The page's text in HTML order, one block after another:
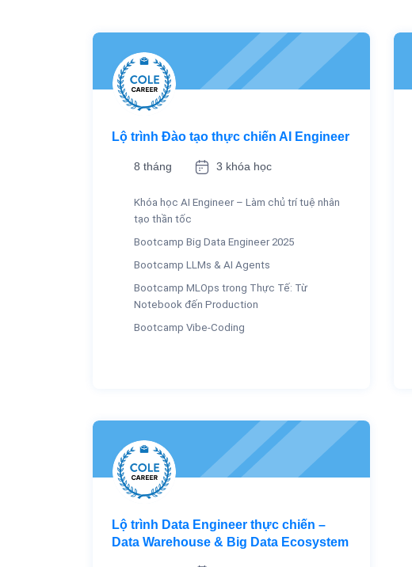
Lộ trình Đào tạo thực chiến AI Engineer
8 tháng 3 khóa học
Khóa học AI Engineer – Làm chủ trí tuệ nhân
tạo thần tốc
Bootcamp Big Data Engineer 2025
Bootcamp LLMs & AI Agents
Bootcamp MLOps trong Thực Tế: Từ
Notebook đến Production
Bootcamp Vibe-Coding
Lộ trình Data Engineer thực chiến –
Data Warehouse & Big Data Ecosystem